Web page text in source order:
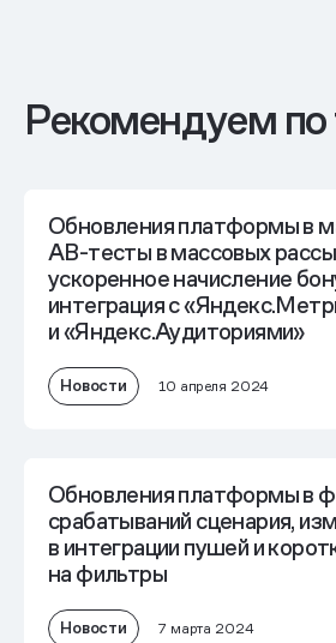
Рекомендуем
Обновления платформы в
AB-тесты в массовых
ускоренное начисление
интеграция с
и «Яндекс.Аудиториями»
Новости 10 апреля 2024
Обновления платформы в
срабатываний сценария,
в интеграции пушей и
на фильтры
Новости 7 марта 2024